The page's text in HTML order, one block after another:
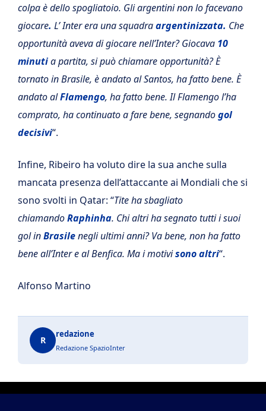
colpa è dello spogliatoio. Gli argentini non lo facevano
giocare. L’ Inter era una squadraargentinizzata. Che
opportunità aveva di giocare nell’Inter? Giocava 10
minutia partita, si può chiamare opportunità? È
tornato in Brasile, è andato al Santos, ha fatto bene. È
andato alFlamengo, ha fatto bene. Il Flamengo l’ha
comprato, ha continuato a fare bene, segnandogol
decisivi“.
Infine, Ribeiro ha voluto dire la sua anche sulla
mancata presenza dell’attaccante ai Mondiali che si
sono svolti in Qatar: “Tite ha sbagliato
chiamandoRaphinha. Chi altri ha segnato tutti i suoi
gol inBrasilenegli ultimi anni? Va bene, non ha fatto
bene all’Inter e al Benfica. Ma i motivisono altri“.
Alfonso Martino
R
redazione
Redazione SpazioInter